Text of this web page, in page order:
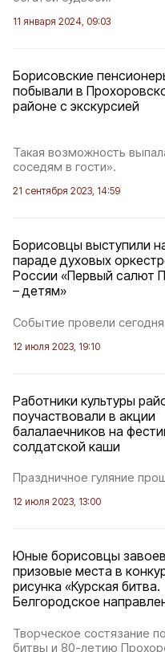
11 января 2024, 09:03
Борисовские
побывали в
районе с экскурсией
Такая возможность
соседям в гости».
21 сентября 2023, 14:59
Борисовцы выступили
параде духовых
России «Первый салют
– детям»
Событие провели
12 июля 2023, 19:10
Работники культуры
поучаствовали в акции
балалаечников на
солдатской каши
Праздничное гуляние
12 июля 2023, 13:00
Юные борисовцы
призовые места в
рисунка «Курская битва.
Белгородское
Творческое состязание
битвы и 80-летию